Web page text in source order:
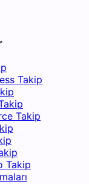
Takip
Takip
Takip